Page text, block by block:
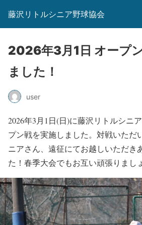
藤沢リトルシニア野球協会
2026年3月1日 オープ
ました！
user
2026年3月1日(日)に藤沢リトルシニ
プン戦を実施しました。対戦いただ
ニアさん、遠征にてお越しいただき
た！春季大会でもお互い頑張りまし